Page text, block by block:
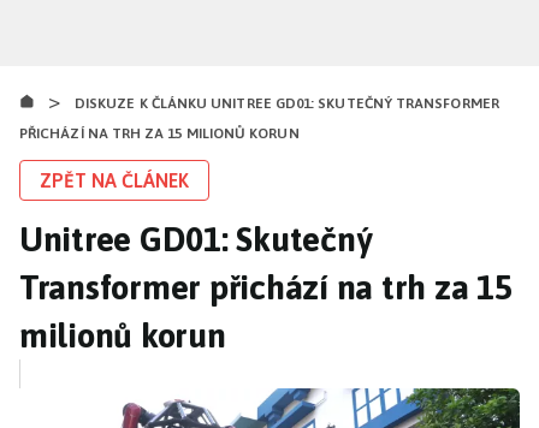
obsahu
>
DISKUZE K ČLÁNKU UNITREE GD01: SKUTEČNÝ TRANSFORMER
PŘICHÁZÍ NA TRH ZA 15 MILIONŮ KORUN
ZPĚT NA ČLÁNEK
Unitree GD01: Skutečný
Transformer přichází na trh za 15
milionů korun